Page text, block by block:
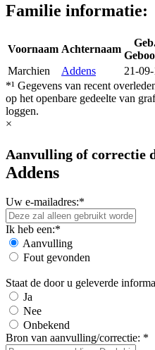
Familie informatie:
Voornaam Achternaam
Marchien
Addens 21-
*¹ Gegevens van recent
op het openbare gedeelte van
loggen.
×
Aanvulling of correctie
Addens
Uw e-mailadres:*
Ik heb een:*
Aanvulling
Fout gevonden
Staat de door u geleverde
Ja
Nee
Onbekend
Bron van aanvulling/correctie: *